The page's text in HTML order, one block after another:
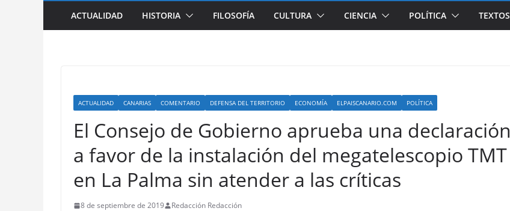
ACTUALIDAD HISTORIA FILOSOFÍA CULTURA CIENCIA POLÍTICA TEXTOS
ACTUALIDAD CANARIAS COMENTARIO DEFENSA DEL TERRITORIO ECONOMÍA ELPAISCANARIO.COM POLÍTICA
El Consejo de Gobierno aprueba una declaración
a favor de la instalación del megatelescopio TMT
en La Palma sin atender a las críticas
8 de septiembre de 2019 Redacción Redacción